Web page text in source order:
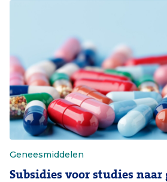
Geneesmiddelen
Subsidies voor studies naar